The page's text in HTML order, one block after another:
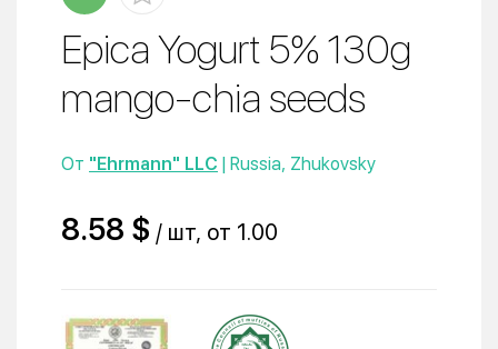
Epica Yogurt 5% 130g
mango-chia seeds
От "Ehrmann" LLC | Russia, Zhukovsky
8.58 $ / шт, от 1.00